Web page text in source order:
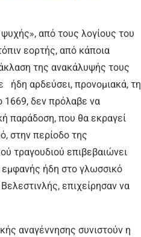
από τους λογίους του
εορτής, από κάποια
της ανακάλυψής τους
ήδη αρδεύσει, προνομιακά, τη
1669, δεν πρόλαβε να
παράδοση, που θα εκραγεί
στην περίοδο της
τραγουδιού επιβεβαιώνει
εμφανής ήδη στο γλωσσικό
επιχείρησαν να
α­να­γέν­νη­σης συνιστούν η